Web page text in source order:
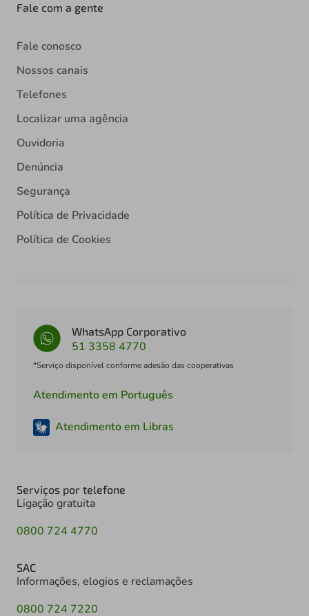
Fale com a gente
Fale conosco
Nossos canais
Telefones
Localizar uma agência
Ouvidoria
Denúncia
Segurança
Política de Privacidade
Política de Cookies
WhatsApp Corporativo
51 3358 4770
*Serviço disponível conforme adesão das cooperativas
Atendimento em Português
Atendimento em Libras
Serviços por telefone
Ligação gratuita
0800 724 4770
SAC
Informações, elogios e reclamações
0800 724 7220